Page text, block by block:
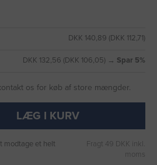
DKK 140,89 (DKK 112,71)
DKK 132,56 (DKK 106,05) → Spar 5%
os for køb af store mængder.
LÆG I KURV
modtage et helt
Fragt 49 DKK inkl.
moms